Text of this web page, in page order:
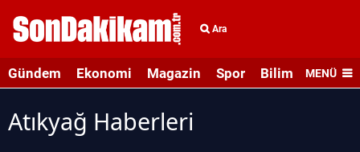
Ara
Gündem Ekonomi Magazin Spor Bilim veMENÜ
Atıkyağ Haberleri